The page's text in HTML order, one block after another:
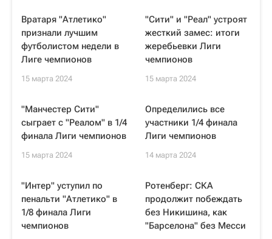
Вратаря "Атлетико"
признали лучшим
футболистом недели в
Лиге чемпионов
15 марта 2024
"Сити" и "Реал" устроят
жесткий замес: итоги
жеребьевки Лиги
чемпионов
15 марта 2024
"Манчестер Сити"
сыграет с "Реалом" в 1/4
финала Лиги чемпионов
15 марта 2024
Определились все
участники 1/4 финала
Лиги чемпионов
14 марта 2024
"Интер" уступил по
пенальти "Атлетико" в
1/8 финала Лиги
чемпионов
Ротенберг: СКА
продолжит побеждать
без Никишина, как
"Барселона" без Месси